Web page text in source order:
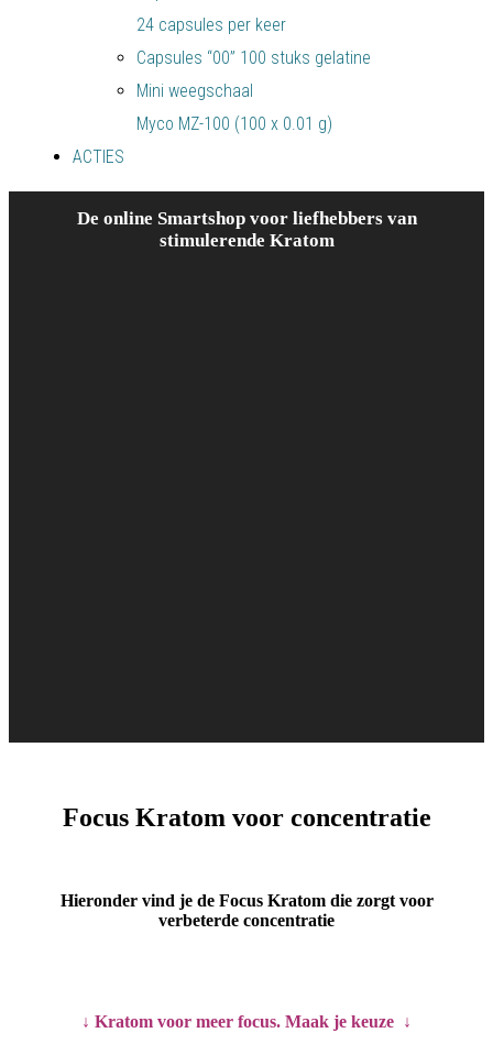
24 capsules per keer
Capsules “00” 100 stuks gelatine
Mini weegschaal
Myco MZ-100 (100 x 0.01 g)
ACTIES
De online Smartshop voor liefhebbers van
stimulerende Kratom
Focus Kratom voor concentratie
Hieronder vind je de Focus Kratom die zorgt voor
verbeterde concentratie
↓ Kratom voor meer focus. Maak je keuze ↓